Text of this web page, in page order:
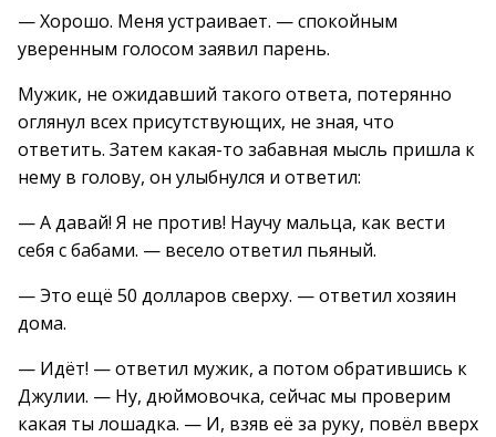
— Хорошо. Меня устраивает. — спокойным
уверенным голосом заявил парень.
Мужик, не ожидавший такого ответа, потерянно
оглянул всех присутствующих, не зная, что
ответить. Затем какая-то забавная мысль пришла к
нему в голову, он улыбнулся и ответил:
— А давай! Я не против! Научу мальца, как вести
себя с бабами. — весело ответил пьяный.
— Это ещё 50 долларов сверху. — ответил хозяин
дома.
— Идёт! — ответил мужик, а потом обратившись к
Джулии. — Ну, дюймовочка, сейчас мы проверим
какая ты лошадка. — И, взяв её за руку, повёл вверх